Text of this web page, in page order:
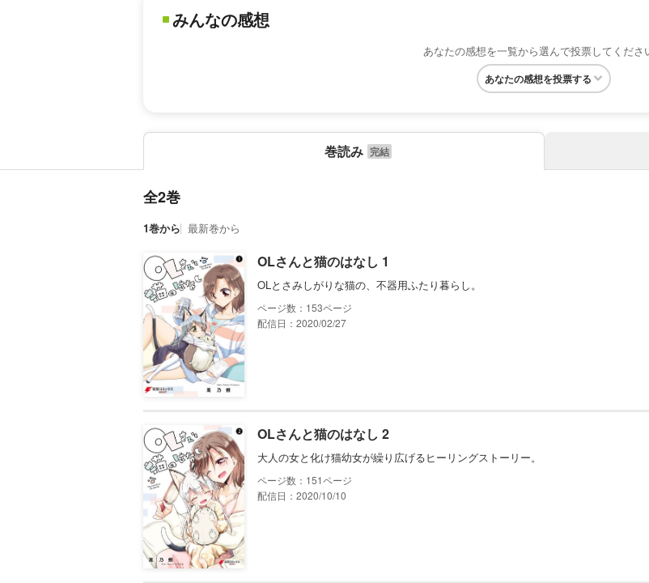
みんなの感想
あなたの感想を一覧から選んで投票してくださ
あなたの感想を投票する
巻読み
全2巻
1巻から 最新巻から
OLさんと猫のはなし 1
OLとさみしがりな猫の、不器用ふたり暮らし。
153
配信日：2020/02/27
OLさんと猫のはなし 2
大人の女と化け猫幼女が繰り広げるヒーリングストーリー。
151
配信日：2020/10/10